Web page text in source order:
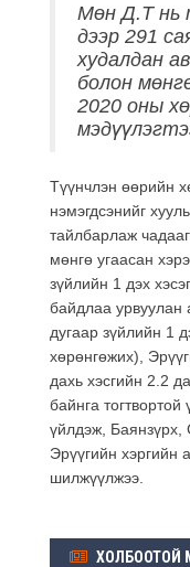
Мөн Д.Т нь
дээр 291
худалдан
болон
2020 оны
Түүнчлэн өөрийн
нэмэгдсэнийг
тайлбарлаж
мөнгө угаасан
зүйлийн 1 дэх
байдлаа урвуулан
дугаар зүйлийн 1
хөрөнгөжих),
дахь хэсгийн 2.2
байнга
үйлдэж, Баянзүрх,
Эрүүгийн хэргийн
шилжүүлжээ.
ХОЛБООТОЙ